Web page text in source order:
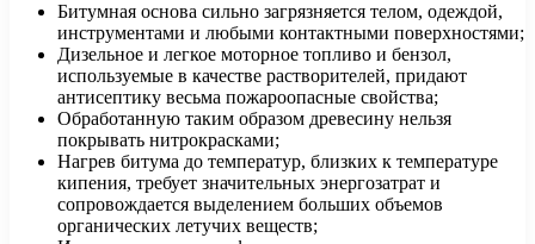
Битумная основа сильно загрязняется телом, одеждой,
инструментами и любыми контактными поверхностями;
Дизельное и легкое моторное топливо и бензол,
используемые в качестве растворителей, придают
антисептику весьма пожароопасные свойства;
Обработанную таким образом древесину нельзя
покрывать нитрокрасками;
Нагрев битума до температур, близких к температуре
кипения, требует значительных энергозатрат и
сопровождается выделением больших объемов
органических летучих веществ;